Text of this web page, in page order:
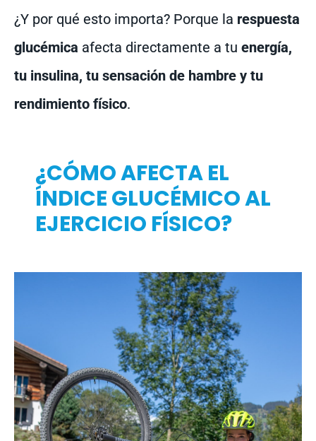
¿Y por qué esto importa? Porque la respuesta
glucémica afecta directamente a tu energía,
tu insulina, tu sensación de hambre y tu
rendimiento físico.
¿CÓMO AFECTA EL
ÍNDICE GLUCÉMICO AL
EJERCICIO FÍSICO?